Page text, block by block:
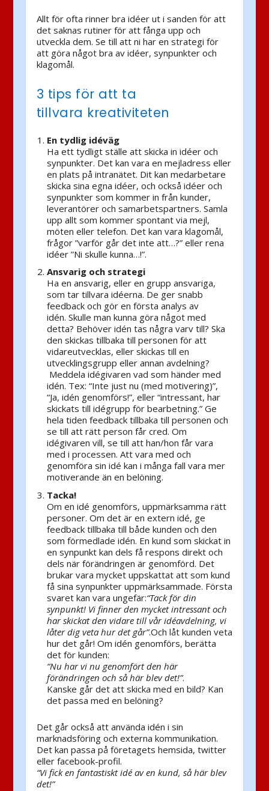
Allt för ofta rinner bra idéer ut i sanden för att
det saknas rutiner för att fånga upp och
utveckla dem. Se till att ni har en strategi för
att göra något bra av idéer, synpunkter och
klagomål.
3 tips för att ta
tillvara kreativiteten
En tydlig idéväg
Ha ett tydligt ställe att skicka in idéer och
synpunkter. Det kan vara en mejladress eller
en plats på intranätet. Dit kan medarbetare
skicka sina egna idéer, och också idéer och
synpunkter som kommer in från kunder,
leverantörer och samarbetspartners. Samla
upp allt som kommer spontant via mejl,
möten eller telefon. Det kan vara klagomål,
frågor ”varför går det inte att…?” eller rena
idéer ”Ni skulle kunna…!”.
Ansvarig och strategi
Ha en ansvarig, eller en grupp ansvariga,
som tar tillvara idéerna. De ger snabb
feedback och gör en första analys av
idén. Skulle man kunna göra något med
detta? Behöver idén tas några varv till? Ska
den skickas tillbaka till personen för att
vidareutvecklas, eller skickas till en
utvecklingsgrupp eller annan avdelning?
Meddela idégivaren vad som händer med
idén. Tex: “Inte just nu (med motivering)”,
“Ja, idén genomförs!”, eller “intressant, har
skickats till idégrupp för bearbetning.” Ge
hela tiden feedback tillbaka till personen och
se till att rätt person får cred. Om
idégivaren vill, se till att han/hon får vara
med i processen. Att vara med och
genomföra sin idé kan i många fall vara mer
motiverande än en belöning.
Tacka!
Om en idé genomförs, uppmärksamma rätt
personer. Om det är en extern idé, ge
feedback tillbaka till både kunden och den
som förmedlade idén. En kund som skickat in
en synpunkt kan dels få respons direkt och
dels när förändringen är genomförd. Det
brukar vara mycket uppskattat att som kund
få sina synpunkter uppmärksammade. Första
svaret kan vara ungefär:“Tack för din
synpunkt! Vi finner den mycket intressant och
har skickat den vidare till vår idéavdelning, vi
låter dig veta hur det går”.Och låt kunden veta
hur det går! Om idén genomförs, berätta
det för kunden:
“Nu har vi nu genomfört den här
förändringen och så här blev det!”.
Kanske går det att skicka med en bild? Kan
det passa med en belöning?
Det går också att använda idén i sin
marknadsföring och externa kommunikation.
Det kan passa på företagets hemsida, twitter
eller facebook-profil.
“Vi fick en fantastiskt idé av en kund, så här blev
det!”